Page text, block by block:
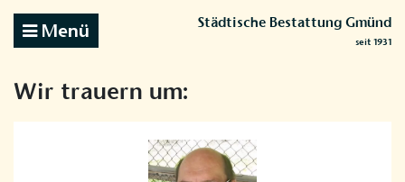
Menü Städtische Bestattung Gmünd
seit 1931
Wir trauern um: